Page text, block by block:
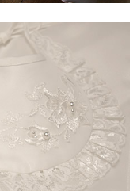
トのオーバード
ースの華やかベ
ッドリボン
ビードレス＆ス